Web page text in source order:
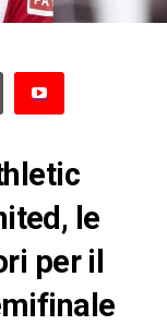
le
per il